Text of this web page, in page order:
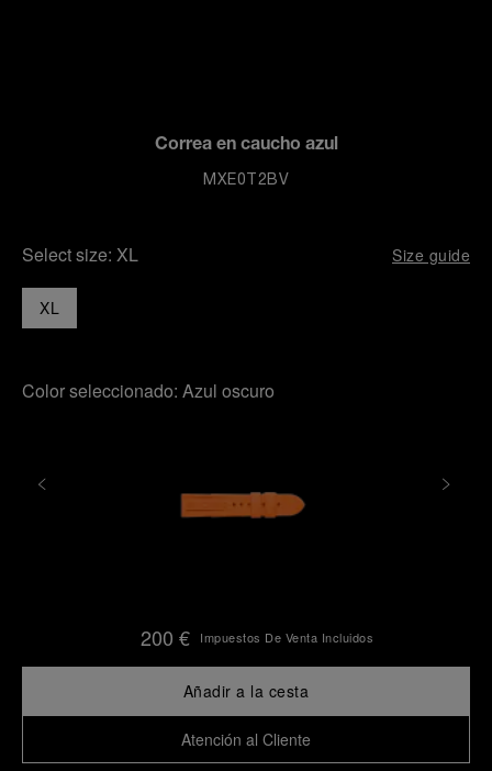
Correa en caucho azul
MXE0T2BV
Select size: XL Size guide
XL
Color seleccionado: Azul oscuro
200 € Impuestos De Venta Incluidos
Añadir a la cesta
Atención al Cliente